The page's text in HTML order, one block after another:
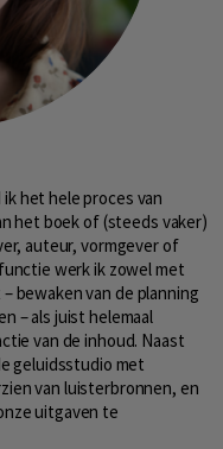
het hele proces van
het boek of (steeds vaker)
auteur, vormgever of
werk ik zowel met
bewaken van de planning
– als juist helemaal
van de inhoud. Naast
geluidsstudio met
van luisterbronnen, en
uitgaven te